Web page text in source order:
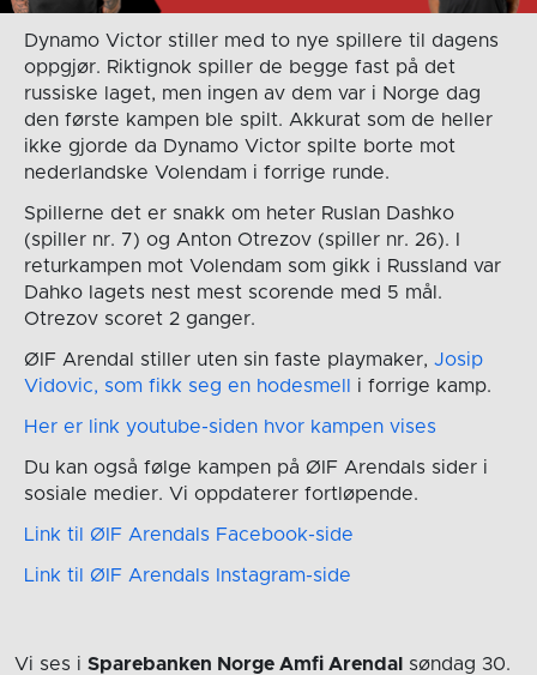
Dynamo Victor stiller med to nye spillere til dagens
oppgjør. Riktignok spiller de begge fast på det
russiske laget, men ingen av dem var i Norge dag
den første kampen ble spilt. Akkurat som de heller
ikke gjorde da Dynamo Victor spilte borte mot
nederlandske Volendam i forrige runde.
Spillerne det er snakk om heter Ruslan Dashko
(spiller nr. 7) og Anton Otrezov (spiller nr. 26). I
returkampen mot Volendam som gikk i Russland var
Dahko lagets nest mest scorende med 5 mål.
Otrezov scoret 2 ganger.
ØIF Arendal stiller uten sin faste playmaker, Josip
Vidovic, som fikk seg en hodesmell
i forrige kamp.
Her er link youtube-siden hvor kampen vises
Du kan også følge kampen på ØIF Arendals sider i
sosiale medier. Vi oppdaterer fortløpende.
Link til ØIF Arendals Facebook-side
Link til ØIF Arendals Instagram-side
Vi ses i Sparebanken Norge Amfi Arendal
søndag 30.